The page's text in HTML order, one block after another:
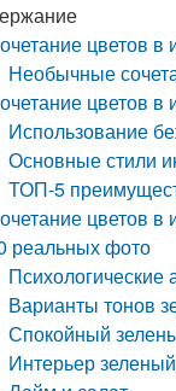
цветов в
Необычные
цветов в
Использование
Основные стили
ТОП-5
цветов в
реальных фото
Психологические
Варианты тонов
Спокойный
Интерьер